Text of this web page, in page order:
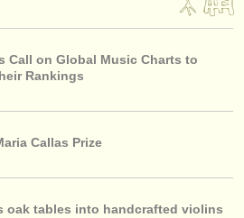
Call on Global Music Charts to
Rankings
Callas Prize
oak tables into handcrafted violins